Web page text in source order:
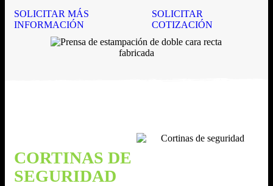
SOLICITAR MÁS
INFORMACIÓN
SOLICITAR
COTIZACIÓN
CORTINAS DE
SEGURIDAD